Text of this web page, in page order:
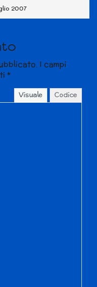
2007
I campi
*
Visuale Codice